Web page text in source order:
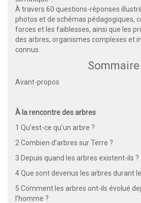
À travers 60 questions-réponses
photos et de schémas pédagogiques,
forces et les faiblesses, ainsi que les
des arbres, organismes complexes et
connus.
Sommaire
Avant-propos
À la rencontre des arbres
1 Qu’est-ce qu’un arbre ?
2 Combien d’arbres sur Terre ?
3 Depuis quand les arbres existent-ils ?
4 Que sont devenus les arbres durant
5 Comment les arbres ont-ils évolué
l’homme ?